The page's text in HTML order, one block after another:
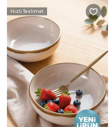
Hızlı Teslimat